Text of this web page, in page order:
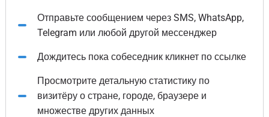
Отправьте сообщением через SMS, WhatsApp,
Telegram или любой другой мессенджер
Дождитесь пока собеседник кликнет по ссылке
Просмотрите детальную статистику по
визитёру о стране, городе, браузере и
множестве других данных